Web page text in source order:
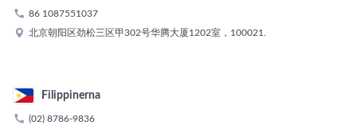
 86 1087551037
 北京朝阳区劲松三区甲302号华腾大厦1202室，100021.
Filippinerna
 (02) 8786-9836